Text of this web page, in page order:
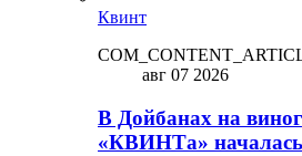
Квинт
авг 07 2026
В Дойбанах на
«КВИНТа»